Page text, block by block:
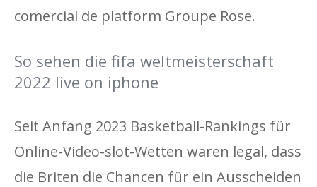
comercial de platform Groupe Rose.
So sehen die fifa weltmeisterschaft
2022 live on iphone
Seit Anfang 2023 Basketball-Rankings für
Online-Video-slot-Wetten waren legal, dass
die Briten die Chancen für ein Ausscheiden